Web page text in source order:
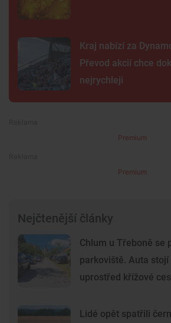
Kraj nabízí za
Převod akcií chce
nejrychleji
Premium
Premium
Nejčtenější články
Chlum u Třeboně se
parkoviště. Auta
uprostřed křížové
Lidé opět spatřili